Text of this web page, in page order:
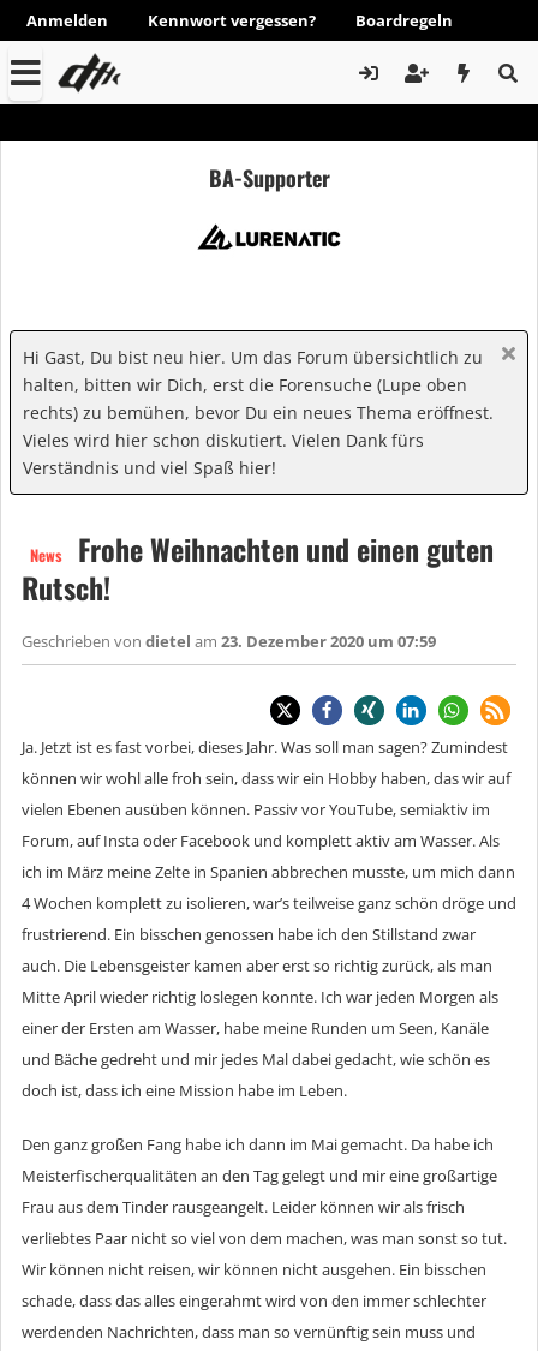
Anmelden Kennwort vergessen? Boardregeln
BA-Supporter
Hi Gast, Du bist neu hier. Um das Forum übersichtlich zu
halten, bitten wir Dich, erst die Forensuche (Lupe oben
rechts) zu bemühen, bevor Du ein neues Thema eröffnest.
Vieles wird hier schon diskutiert. Vielen Dank fürs
Verständnis und viel Spaß hier!
News
Frohe Weihnachten und einen guten
Rutsch!
Geschrieben von dietel am 23. Dezember 2020 um 07:59
Ja. Jetzt ist es fast vorbei, dieses Jahr. Was soll man sagen? Zumindest
können wir wohl alle froh sein, dass wir ein Hobby haben, das wir auf
vielen Ebenen ausüben können. Passiv vor YouTube, semiaktiv im
Forum, auf Insta oder Facebook und komplett aktiv am Wasser. Als
ich im März meine Zelte in Spanien abbrechen musste, um mich dann
4 Wochen komplett zu isolieren, war’s teilweise ganz schön dröge und
frustrierend. Ein bisschen genossen habe ich den Stillstand zwar
auch. Die Lebensgeister kamen aber erst so richtig zurück, als man
Mitte April wieder richtig loslegen konnte. Ich war jeden Morgen als
einer der Ersten am Wasser, habe meine Runden um Seen, Kanäle
und Bäche gedreht und mir jedes Mal dabei gedacht, wie schön es
doch ist, dass ich eine Mission habe im Leben.
Den ganz großen Fang habe ich dann im Mai gemacht. Da habe ich
Meisterfischerqualitäten an den Tag gelegt und mir eine großartige
Frau aus dem Tinder rausgeangelt. Leider können wir als frisch
verliebtes Paar nicht so viel von dem machen, was man sonst so tut.
Wir können nicht reisen, wir können nicht ausgehen. Ein bisschen
schade, dass das alles eingerahmt wird von den immer schlechter
werdenden Nachrichten, dass man so vernünftig sein muss und